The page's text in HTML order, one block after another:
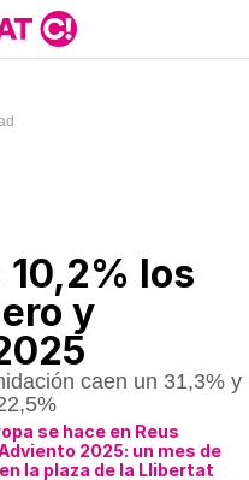
10,2% los
y
caen un 31,3% y
se hace en Reus
2025: un mes de
la plaza de la Llibertat